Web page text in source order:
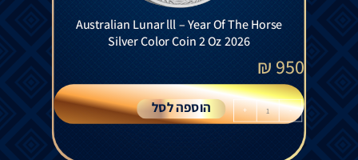
Australian Lunar lll – Year Of The Horse
Silver Color Coin 2 Oz 2026
950
₪
-
+ הוספה לסל